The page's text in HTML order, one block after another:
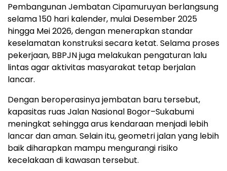
Pembangunan Jembatan Cipamuruyan berlangsung
selama 150 hari kalender, mulai Desember 2025
hingga Mei 2026, dengan menerapkan standar
keselamatan konstruksi secara ketat. Selama proses
pekerjaan, BBPJN juga melakukan pengaturan lalu
lintas agar aktivitas masyarakat tetap berjalan
lancar.
Dengan beroperasinya jembatan baru tersebut,
kapasitas ruas Jalan Nasional Bogor–Sukabumi
meningkat sehingga arus kendaraan menjadi lebih
lancar dan aman. Selain itu, geometri jalan yang lebih
baik diharapkan mampu mengurangi risiko
kecelakaan di kawasan tersebut.